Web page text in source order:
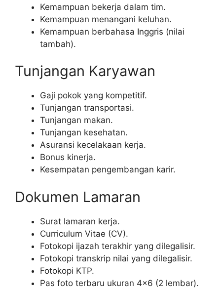
Kemampuan bekerja dalam tim.
Kemampuan menangani keluhan.
Kemampuan berbahasa Inggris (nilai
tambah).
Tunjangan Karyawan
Gaji pokok yang kompetitif.
Tunjangan transportasi.
Tunjangan makan.
Tunjangan kesehatan.
Asuransi kecelakaan kerja.
Bonus kinerja.
Kesempatan pengembangan karir.
Dokumen Lamaran
Surat lamaran kerja.
Curriculum Vitae (CV).
Fotokopi ijazah terakhir yang dilegalisir.
Fotokopi transkrip nilai yang dilegalisir.
Fotokopi KTP.
Pas foto terbaru ukuran 4×6 (2 lembar).